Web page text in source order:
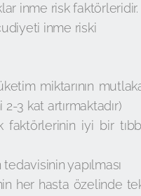
inme risk faktörleridir.
inme riski
miktarının
3 kat artırmaktadır)
faktörlerinin iyi bir
yapılması
her hasta özelinde